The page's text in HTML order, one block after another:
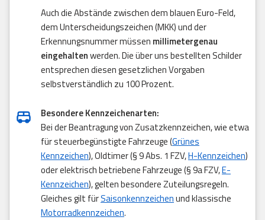
Auch die Abstände zwischen dem blauen Euro-Feld,
dem Unterscheidungszeichen (MKK) und der
Erkennungsnummer müssen millimetergenau
eingehaltenwerden. Die über uns bestellten Schilder
entsprechen diesen gesetzlichen Vorgaben
selbstverständlich zu 100 Prozent.
Besondere Kennzeichenarten:
Bei der Beantragung von Zusatzkennzeichen, wie etwa
für steuerbegünstigte Fahrzeuge (Grünes
Kennzeichen), Oldtimer (§ 9 Abs. 1 FZV,H-Kennzeichen)
oder elektrisch betriebene Fahrzeuge (§ 9a FZV,E-
Kennzeichen), gelten besondere Zuteilungsregeln.
Gleiches gilt fürSaisonkennzeichenund klassische
Motorradkennzeichen.